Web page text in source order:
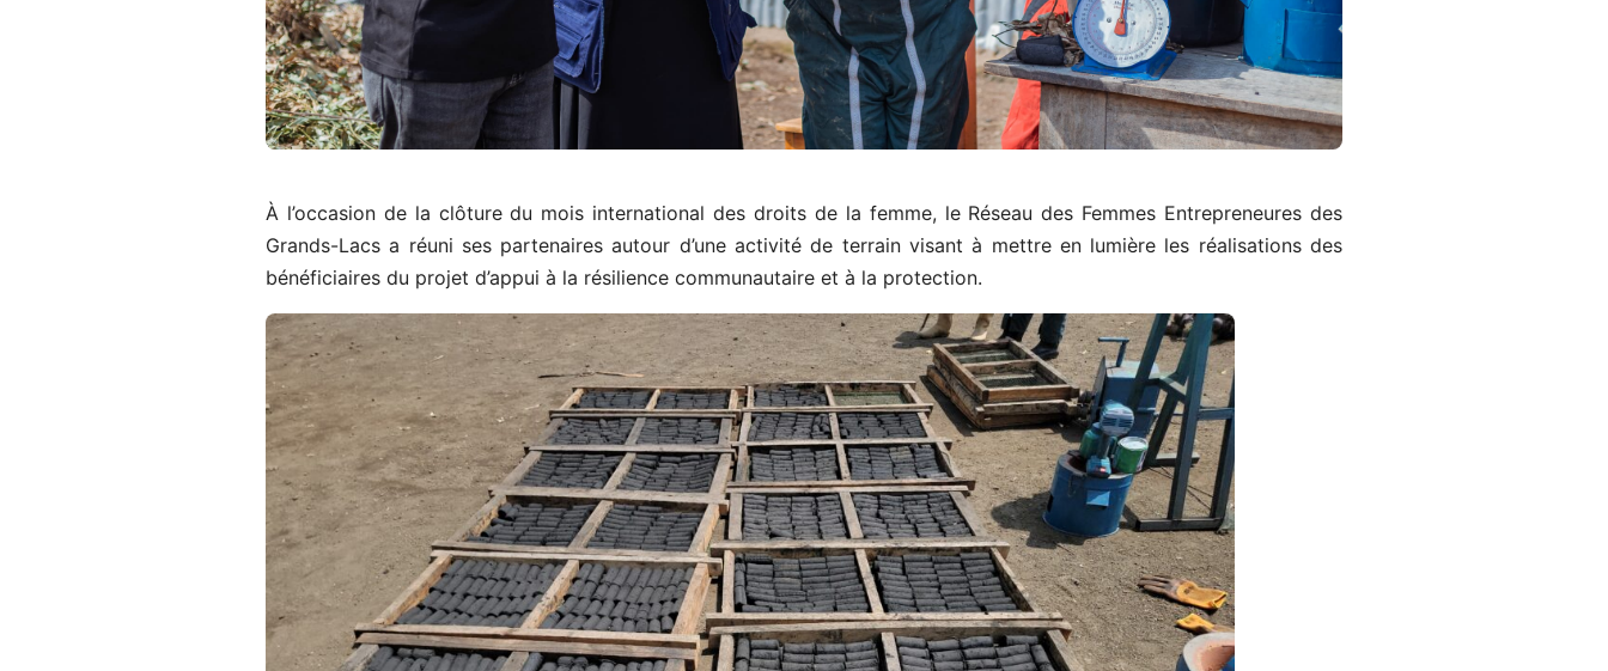
À l’occasion de la clôture du mois international des droits de la femme, le Réseau des Femmes Entrepreneures des
Grands-Lacs a réuni ses partenaires autour d’une activité de terrain visant à mettre en lumière les réalisations des
bénéficiaires du projet d’appui à la résilience communautaire et à la protection.